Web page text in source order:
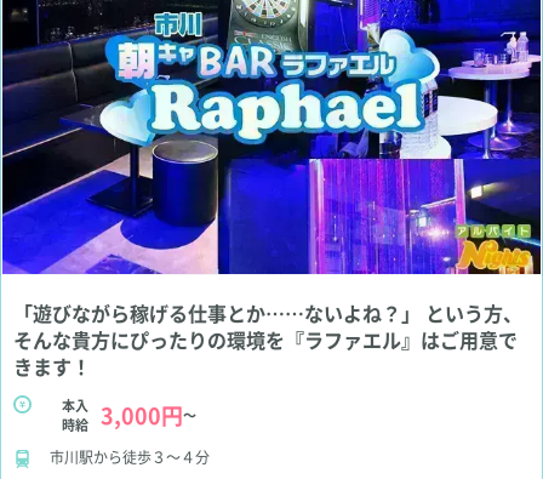
「遊びながら稼げる仕事とか……ないよね？」 という方、
そんな貴方にぴったりの環境を『ラファエル』はご用意で
きます！
本入
時給
3,000円～
市川駅から徒歩３～４分